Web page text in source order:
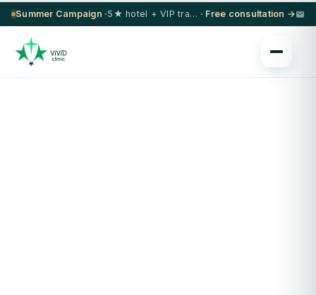
Summer Campaign · 5★ hotel + VIP transfer on select procedures · Free consultation →